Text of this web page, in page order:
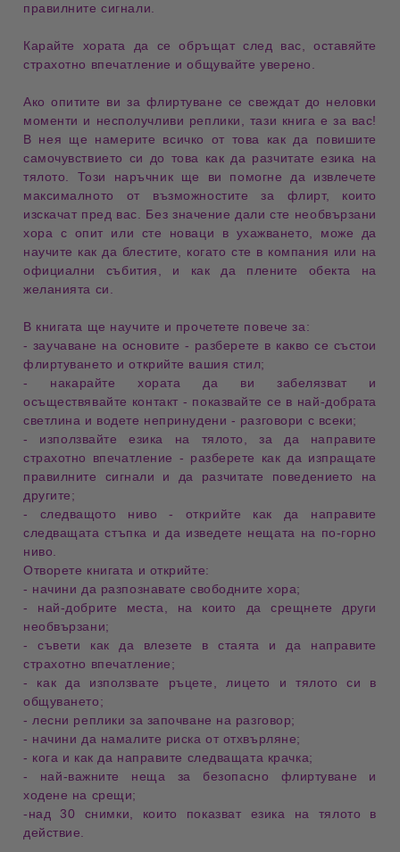
правилнитесигнали
Карайте хората да се обръщат след вас, оставяйте
страхотно впечатление иобщувайте уверено
Ако опитите ви за флиртуване се свеждат до неловки
моменти и несполучливи реплики
, тази книга е за вас!
В нея ще намерите всичко от това как да повишите
самочувствието си до това как да разчитате езика на
тялото . Този наръчник ще ви помогне да извлечете
максималното от възможностите за флирт, които
изскачат пред вас. Без значение дали сте необвързани
хора с опит или сте новаци в ухажването , може да
научите как да блестите , когато сте в компания или на
официални събития
, и как да плените обекта на
желанията си.
В книгата ще научите и прочетете повече за:
- заучаване на основите - разберете в какво се състои
флиртуването и открийте вашия стил;
- накарайте хората да ви забелязват и
осъществявайте контакт - показвайте се в най-добрата
светлина и водете непринудени - разговори с всеки;
- използвайте езика на тялото
, за да направите
страхотно впечатление - разберете как да изпращате
правилните сигнали и да разчитате поведението
на
другите;
- следващото ниво - открийте как да направите
следващата стъпка и да изведете нещата на по-горно
ниво
Отворете книгата и открийте:
- начини да разпознавате свободните хора;
- най-добрите места , на които да срещнете други
необвързани;
- съвети как да влезете встаята
и да направите
страхотно впечатление;
- как да използвате ръцете, лицето и тялото си в
общуването;
- лесни реплики за започване на разговор;
- начини да намалите риска от отхвърляне;
- кога и как да направите следващата крачка;
- най-важните неща за безопасно флиртуване и
ходене на срещи;
-над 30 снимки , които показват езика на тялото в
действие